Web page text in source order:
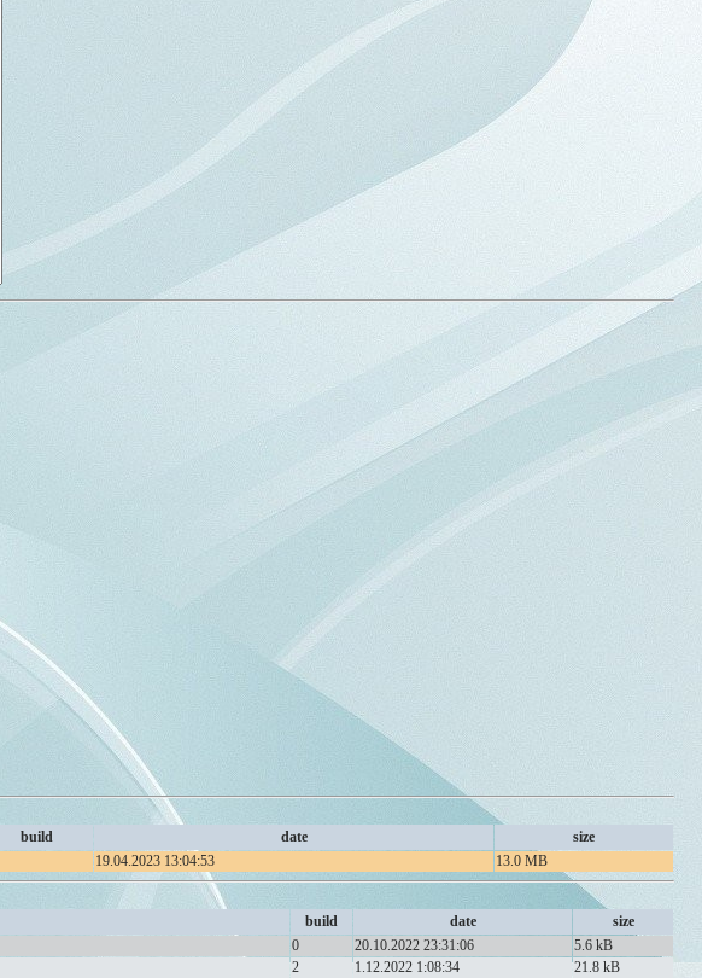
build date
size
19.04.2023 13:04:53 13.0 MB
build date
size
0 20.10.2022 23:31:06
5.6 kB
2 1.12.2022 1:08:34
21.8 kB